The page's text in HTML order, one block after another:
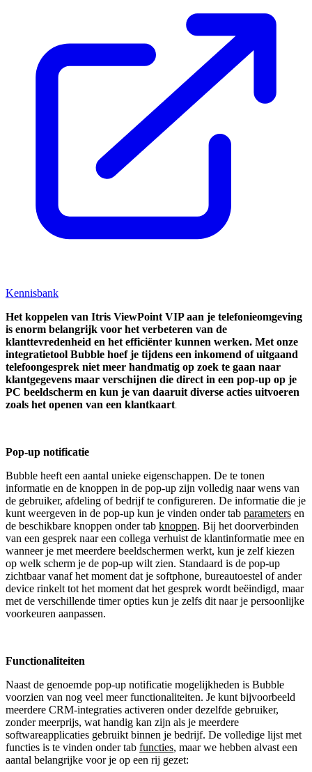
Kennisbank
Het koppelen van Itris ViewPoint VIPaan je telefonieomgeving
is enorm belangrijk voor het verbeteren van de
klanttevredenheid en het efficiënter kunnen werken. Met onze
integratietool Bubble hoef je tijdens een inkomend of uitgaand
telefoongesprek niet meer handmatig op zoek te gaan naar
klantgegevens maar verschijnen die direct in een pop-up op je
PC beeldscherm en kun je van daaruit diverse acties uitvoeren
zoals het openen van een klantkaart
Pop-up notificatie
Bubble heeft een aantal unieke eigenschappen. De te tonen
informatie en de knoppen in de pop-up zijn volledig naar wens van
de gebruiker, afdeling of bedrijf te configureren. De informatie die je
kunt weergeven in de pop-up kun je vinden onder tab parameters en
de beschikbare knoppen onder tab knoppen. Bij het doorverbinden
van een gesprek naar een collega verhuist de klantinformatie mee en
wanneer je met meerdere beeldschermen werkt, kun je zelf kiezen
op welk scherm je de pop-up wilt zien. Standaard is de pop-up
zichtbaar vanaf het moment dat je softphone, bureautoestel of ander
device rinkelt tot het moment dat het gesprek wordt beëindigd, maar
met de verschillende timer opties kun je zelfs dit naar je persoonlijke
voorkeuren aanpassen.
Functionaliteiten
Naast de genoemde pop-up notificatie mogelijkheden is Bubble
voorzien van nog veel meer functionaliteiten. Je kunt bijvoorbeeld
meerdere CRM-integraties activeren onder dezelfde gebruiker,
zonder meerprijs, wat handig kan zijn als je meerdere
softwareapplicaties gebruikt binnen je bedrijf. De volledige lijst met
functies is te vinden onder tab functies, maar we hebben alvast een
aantal belangrijke voor je op een rij gezet: